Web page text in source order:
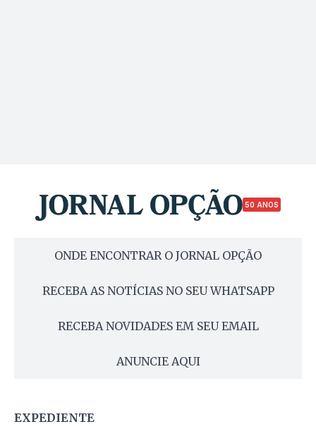
50 ANOS
ONDE ENCONTRAR O JORNAL OPÇÃO
RECEBA AS NOTÍCIAS NO SEU WHATSAPP
RECEBA NOVIDADES EM SEU EMAIL
ANUNCIE AQUI
EXPEDIENTE